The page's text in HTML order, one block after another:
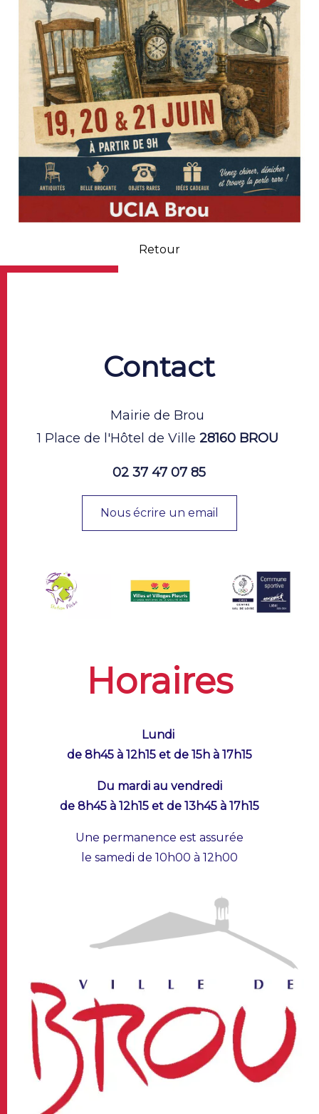
Retour
Contact
Mairie de Brou
1 Place de l'Hôtel de Ville 28160 BROU
02 37 47 07 85
Nous écrire un email
Horaires
Lundi
de 8h45 à 12h15 et de 15h à 17h15
Du mardi au vendredi
de 8h45 à 12h15 et de 13h45 à 17h15
Une permanence est assurée
le samedi de 10h00 à 12h00